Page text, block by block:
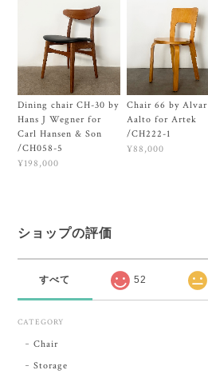
Dining chair CH-30 by
Hans J Wegner for
Carl Hansen & Son
/CH058-5
¥198,000
Chair 66 by Alvar
Aalto for Artek
/CH222-1
¥88,000
ショップの評価
すべて 52
CATEGORY
Chair
Storage